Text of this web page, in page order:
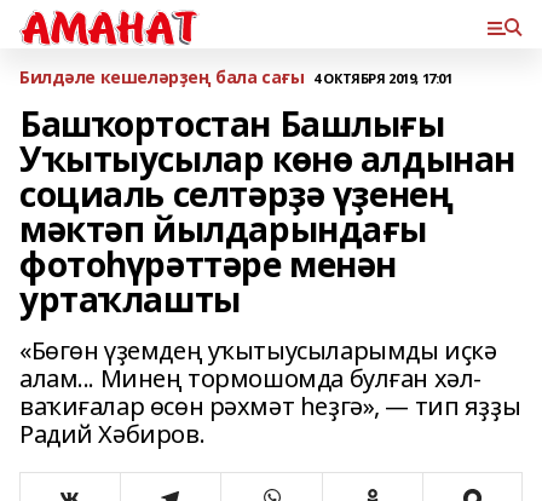
Билдәле кешеләрҙең бала сағы 4 ОКТЯБРЯ 2019, 17:01
Башҡортостан Башлығы
Уҡытыусылар көнө алдынан
социаль селтәрҙә үҙенең
мәктәп йылдарындағы
фотоһүрәттәре менән
уртаҡлашты
«Бөгөн үҙемдең уҡытыусыларымды иҫкә
алам... Минең тормошомда булған хәл-
ваҡиғалар өсөн рәхмәт һеҙгә», — тип яҙҙы
Радий Хәбиров.